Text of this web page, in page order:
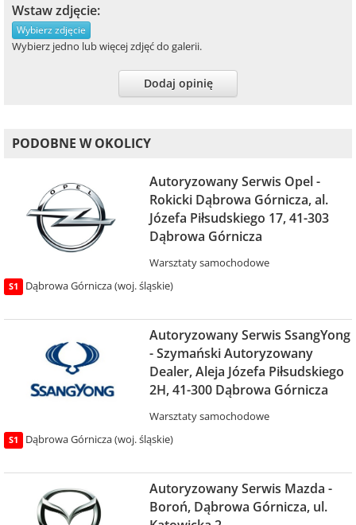
Wstaw zdjęcie:
Wybierz zdjęcie
Wybierz jedno lub więcej zdjęć do galerii.
Dodaj opinię
PODOBNE W OKOLICY
Autoryzowany Serwis Opel -
Rokicki Dąbrowa Górnicza, al.
Józefa Piłsudskiego 17, 41-303
Dąbrowa Górnicza
Warsztaty samochodowe
S1 Dąbrowa Górnicza (woj. śląskie)
Autoryzowany Serwis SsangYong
- Szymański Autoryzowany
Dealer, Aleja Józefa Piłsudskiego
2H, 41-300 Dąbrowa Górnicza
Warsztaty samochodowe
S1 Dąbrowa Górnicza (woj. śląskie)
Autoryzowany Serwis Mazda -
Boroń, Dąbrowa Górnicza, ul.